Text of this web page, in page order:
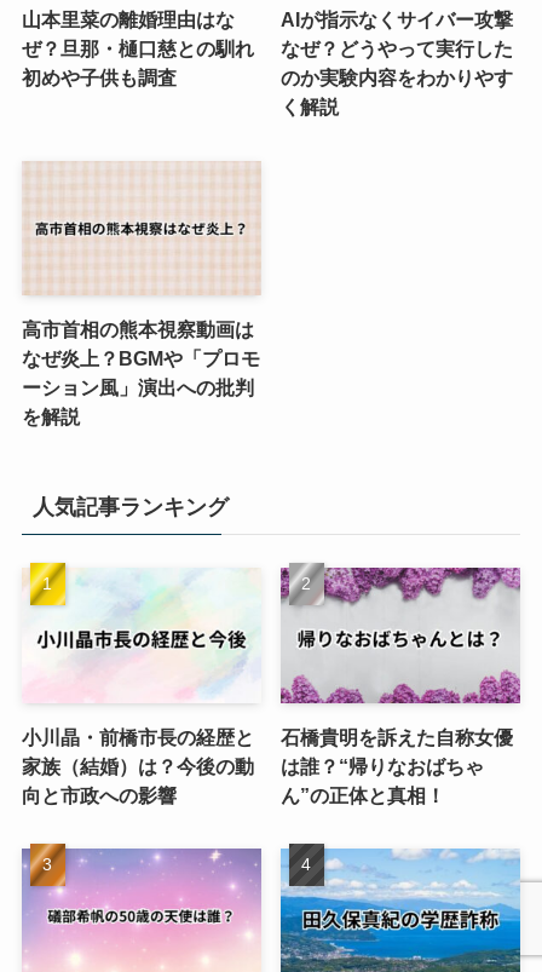
山本里菜の離婚理由はな
ぜ？旦那・樋口慈との馴れ
初めや子供も調査
AIが指示なくサイバー攻撃
なぜ？どうやって実行した
のか実験内容をわかりやす
く解説
高市首相の熊本視察動画は
なぜ炎上？BGMや「プロモ
ーション風」演出への批判
を解説
人気記事ランキング
小川晶・前橋市長の経歴と
家族（結婚）は？今後の動
向と市政への影響
石橋貴明を訴えた自称女優
は誰？“帰りなおばちゃ
ん”の正体と真相！